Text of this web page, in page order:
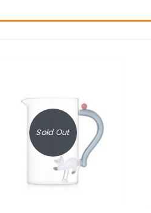
Sold Out